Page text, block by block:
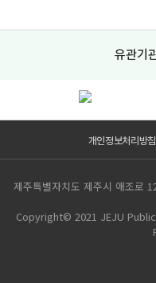
유관기
개인정보처리방침
제주특별자치도 제주시 애조로
Copyright© 2021 JEJU